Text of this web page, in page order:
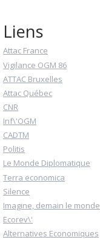
Liens
Attac France
Vigilance OGM 86
ATTAC Bruxelles
Attac Québec
CNR
Inf\'OGM
CADTM
Politis
Le Monde Diplomatique
Terra economica
Silence
Imagine, demain le monde
Ecorev\'
Alternatives Economiques